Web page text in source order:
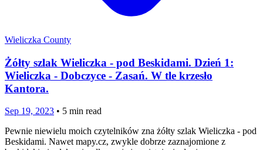
Wieliczka County
Żółty szlak Wieliczka - pod Beskidami. Dzień 1:
Wieliczka - Dobczyce - Zasań. W tle krzesło
Kantora.
Sep 19, 2023 • 5 min read
Pewnie niewielu moich czytelników zna żółty szlak Wieliczka - pod
Beskidami. Nawet mapy.cz, zwykle dobrze zaznajomione z